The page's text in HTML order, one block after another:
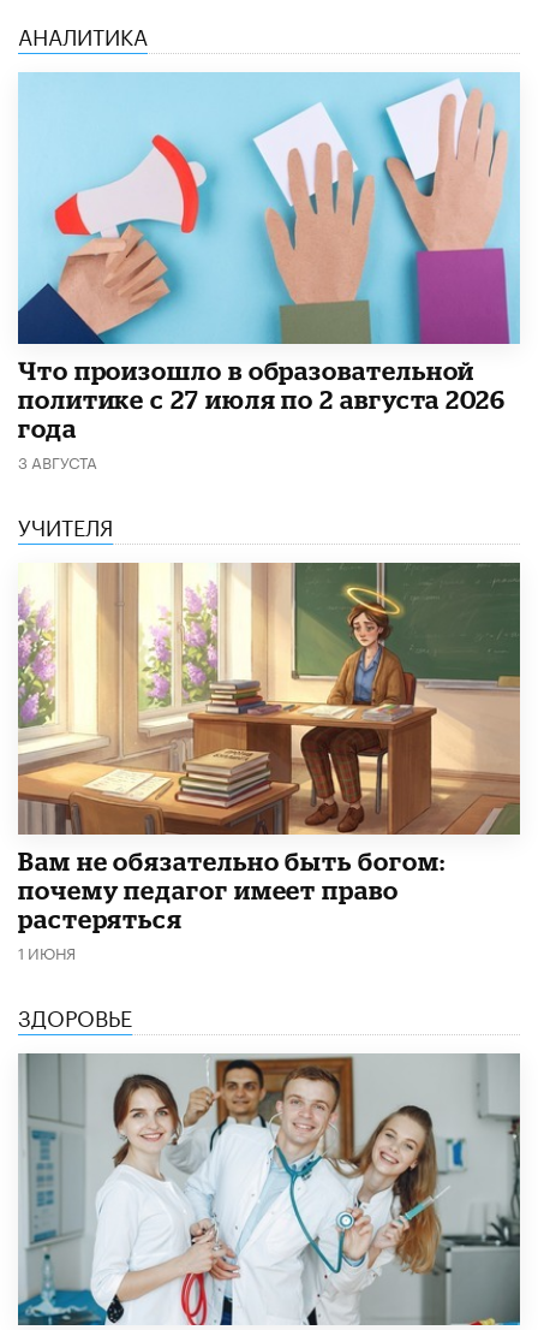
АНАЛИТИКА
​Что произошло в образовательной
политике с 27 июля по 2 августа 2026
года
3 АВГУСТА
УЧИТЕЛЯ
​Вам не обязательно быть богом:
почему педагог имеет право
растеряться
1 ИЮНЯ
ЗДОРОВЬЕ